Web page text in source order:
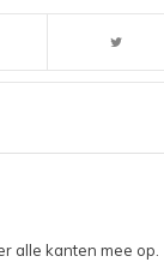
alle kanten mee op.